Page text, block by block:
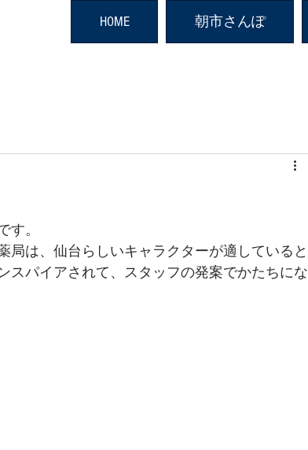
HOME 朝市さんぽ
。
は、仙台らしいキャラクターが適していると
パイアされて、スタッフの発案でかたちにな